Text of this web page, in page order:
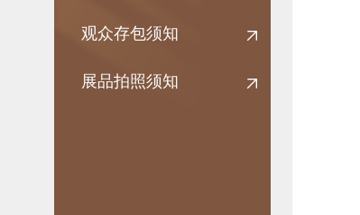
观众存包须知
展品拍照须知